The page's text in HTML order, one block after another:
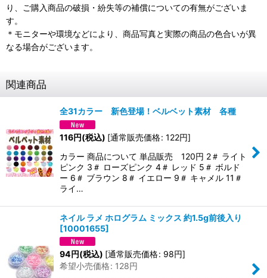
り、ご購入商品の破損・紛失等の補償についての有無がございま
す。
＊モニターや環境などにより、商品写真と実際の商品の色合いが異
なる場合がございます。
関連商品
全31カラー 新色登場！ベルベット素材 各種
116円(税込) [通常販売価格: 122円]
カラー 商品について 単品販売 120円 2＃ ライト
ピンク 3＃ ローズピンク 4＃ レッド 5＃ ボルド
ー 6＃ ブラウン 8＃ イエロー 9＃ キャメル 11＃
ライ…
ネイル ラメ ホログラム ミックス 約1.5g前後入り
[10001655]
94円(税込) [通常販売価格: 98円]
希望小売価格: 128円